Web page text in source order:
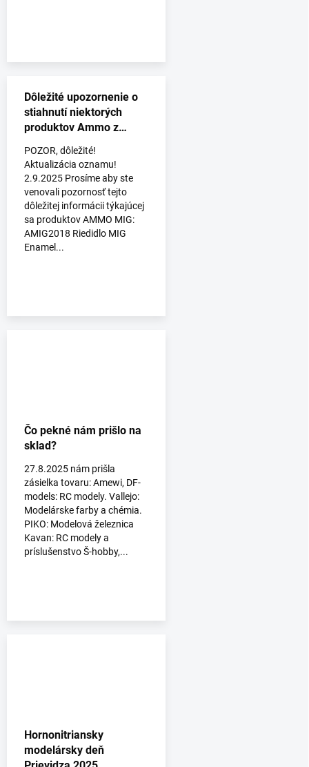
Dôležité upozornenie o
stiahnutí niektorých
produktov Ammo z
POZOR, dôležité!
Aktualizácia oznamu!
2.9.2025 Prosíme aby ste
venovali pozornosť tejto
dôležitej informácii týkajúcej
sa produktov AMMO MIG:
AMIG2018 Riedidlo MIG
Enamel...
Čo pekné nám prišlo na
sklad?
27.8.2025 nám prišla
zásielka tovaru: Amewi, DF-
models: RC modely. Vallejo:
Modelárske farby a chémia.
PIKO: Modelová železnica
Kavan: RC modely a
príslušenstvo Š-hobby,...
Hornonitriansky
modelársky deň